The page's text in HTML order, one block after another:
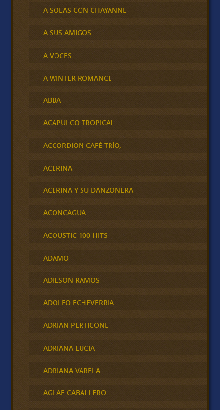
A SOLAS CON CHAYANNE
A SUS AMIGOS
A VOCES
A WINTER ROMANCE
ABBA
ACAPULCO TROPICAL
ACCORDION CAFÉ TRÍO,
ACERINA
ACERINA Y SU DANZONERA
ACONCAGUA
ACOUSTIC 100 HITS
ADAMO
ADILSON RAMOS
ADOLFO ECHEVERRIA
ADRIAN PERTICONE
ADRIANA LUCIA
ADRIANA VARELA
AGLAE CABALLERO